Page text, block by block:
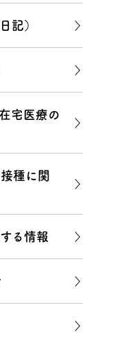
記）
宅医療の
種に関
る情報